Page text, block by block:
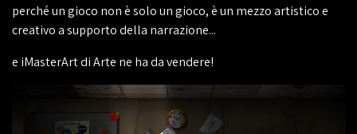
perché un gioco non è solo un gioco, è un mezzo artistico e
creativo a supporto della narrazione...
e iMasterArt di Arte ne ha da vendere!